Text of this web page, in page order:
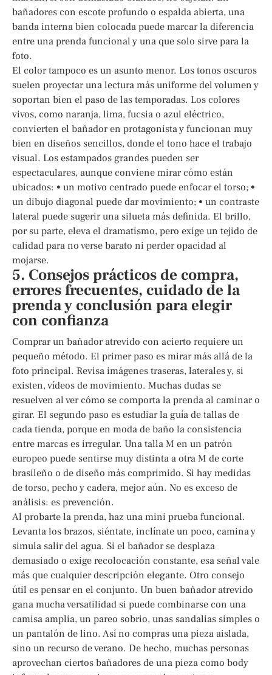
bañadores con escote profundo o espalda abierta, una
banda interna bien colocada puede marcar la diferencia
entre una prenda funcional y una que solo sirve para la
foto.
El color tampoco es un asunto menor. Los tonos oscuros
suelen proyectar una lectura más uniforme del volumen y
soportan bien el paso de las temporadas. Los colores
vivos, como naranja, lima, fucsia o azul eléctrico,
convierten el bañador en protagonista y funcionan muy
bien en diseños sencillos, donde el tono hace el trabajo
visual. Los estampados grandes pueden ser
espectaculares, aunque conviene mirar cómo están
ubicados: • un motivo centrado puede enfocar el torso; •
un dibujo diagonal puede dar movimiento; • un contraste
lateral puede sugerir una silueta más definida. El brillo,
por su parte, eleva el dramatismo, pero exige un tejido de
calidad para no verse barato ni perder opacidad al
mojarse.
5. Consejos prácticos de compra,
errores frecuentes, cuidado de la
prenda y conclusión para elegir
con confianza
Comprar un bañador atrevido con acierto requiere un
pequeño método. El primer paso es mirar más allá de la
foto principal. Revisa imágenes traseras, laterales y, si
existen, vídeos de movimiento. Muchas dudas se
resuelven al ver cómo se comporta la prenda al caminar o
girar. El segundo paso es estudiar la guía de tallas de
cada tienda, porque en moda de baño la consistencia
entre marcas es irregular. Una talla M en un patrón
europeo puede sentirse muy distinta a otra M de corte
brasileño o de diseño más comprimido. Si hay medidas
de torso, pecho y cadera, mejor aún. No es exceso de
análisis: es prevención.
Al probarte la prenda, haz una mini prueba funcional.
Levanta los brazos, siéntate, inclínate un poco, camina y
simula salir del agua. Si el bañador se desplaza
demasiado o exige recolocación constante, esa señal vale
más que cualquier descripción elegante. Otro consejo
útil es pensar en el conjunto. Un buen bañador atrevido
gana mucha versatilidad si puede combinarse con una
camisa amplia, un pareo sobrio, unas sandalias simples o
un pantalón de lino. Así no compras una pieza aislada,
sino un recurso de verano. De hecho, muchas personas
aprovechan ciertos bañadores de una pieza como body